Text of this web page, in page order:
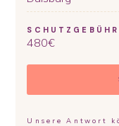
480€
Unsere Antwort